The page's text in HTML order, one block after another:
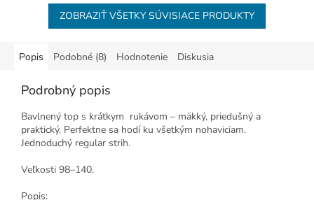
ZOBRAZIŤ VŠETKY SÚVISIACE PRODUKTY
Popis Podobné (8) Hodnotenie Diskusia
Podrobný popis
Bavlnený top s krátkym rukávom – mäkký, priedušný a
praktický. Perfektne sa hodí ku všetkým nohaviciam.
Jednoduchý regular strih.
Veľkosti 98–140.
Popis: